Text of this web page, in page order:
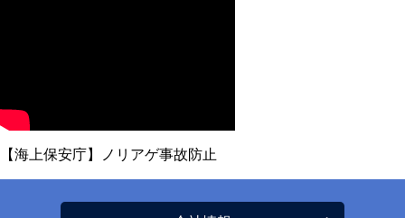
【海上保安庁】ノリアゲ事故防止